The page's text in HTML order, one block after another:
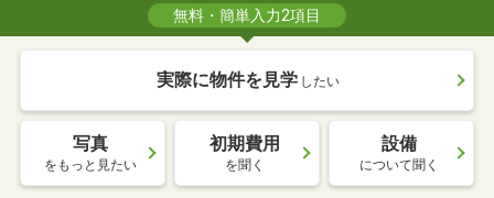
無料・簡単入力2項目
実際に物件を見学 したい
写真
をもっと見たい
初期費用
を聞く
設備
について聞く